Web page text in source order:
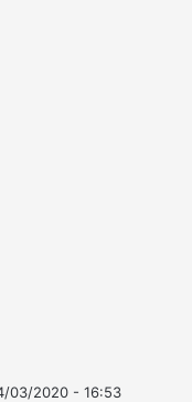
03/2020 - 16:53